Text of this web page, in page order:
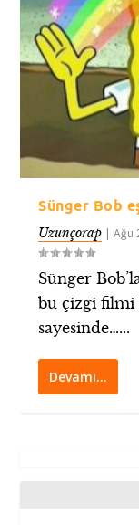
Sünger Bob
Uzunçorap |Ağu
Sünger
bu çizgi filmi
sayesinde…...
Devamı…